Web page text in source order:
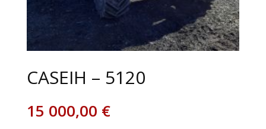
CASEIH – 5120
15 000,00 €